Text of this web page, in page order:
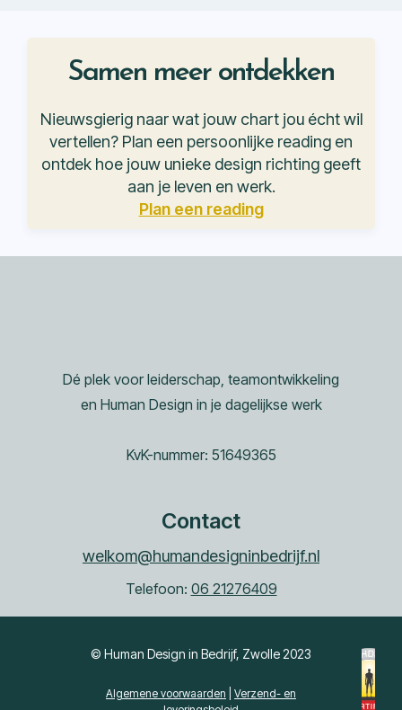
Samen meer ontdekken
Nieuwsgierig naar wat jouw chart jou écht wil
vertellen? Plan een persoonlijke reading en
ontdek hoe jouw unieke design richting geeft
aan je leven en werk.
Plan een reading
Dé plek voor leiderschap, teamontwikkeling
en Human Design in je dagelijkse werk
KvK-nummer: 51649365
Contact
welkom@humandesigninbedrijf.nl
Telefoon: 06 21276409
© Human Design in Bedrijf, Zwolle 2023
Algemene voorwaarden
Verzend- en